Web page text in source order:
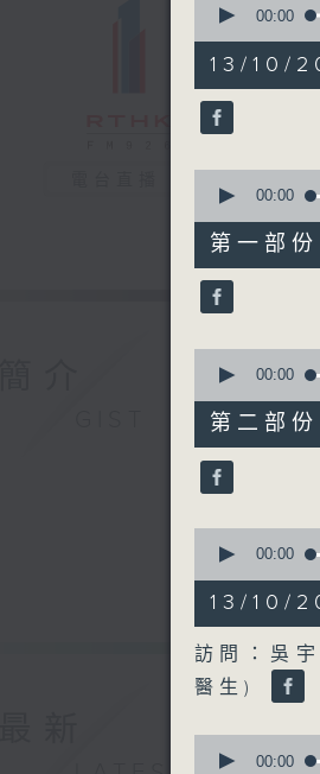
[衞生署健
主題：嬰
嘉賓：王
生)
[香港中華
主題：血
嘉賓：陳
seconds
hour,
37
minutes,
51
90%
00:00
13/10/
seconds
49
minutes,
30
seconds
90%
00:00
第一部
seconds
48
minutes,
31
seconds
90%
00:00
第二部
seconds
49
minutes,
24
seconds
90%
00:00
13/10/
訪問：吳
醫生)
seconds
00:00